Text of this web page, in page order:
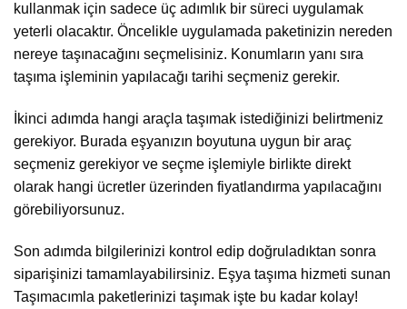
kullanmak için sadece üç adımlık bir süreci uygulamak
yeterli olacaktır. Öncelikle uygulamada paketinizin nereden
nereye taşınacağını seçmelisiniz. Konumların yanı sıra
taşıma işleminin yapılacağı tarihi seçmeniz gerekir.
İkinci adımda hangi araçla taşımak istediğinizi belirtmeniz
gerekiyor. Burada eşyanızın boyutuna uygun bir araç
seçmeniz gerekiyor ve seçme işlemiyle birlikte direkt
olarak hangi ücretler üzerinden fiyatlandırma yapılacağını
görebiliyorsunuz.
Son adımda bilgilerinizi kontrol edip doğruladıktan sonra
siparişinizi tamamlayabilirsiniz. Eşya taşıma hizmeti sunan
Taşımacımla paketlerinizi taşımak işte bu kadar kolay!